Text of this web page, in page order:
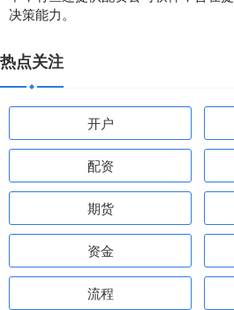
决策能力。
热点关注
开户
配资
期货
资金
流程